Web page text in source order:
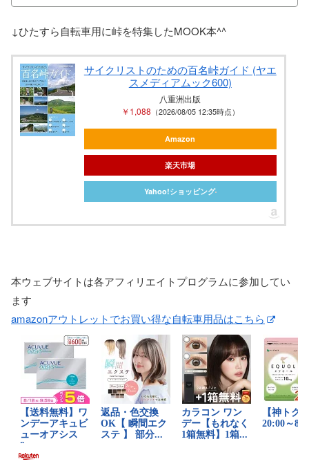
↓ひたすら自転車用に峠を特集したMOOK本^^
サイクリストのための百名峠ガイド (ヤエ
スメディアムック600)
八重洲出版
￥1,088 （2026/08/05 12:35時点）
Amazon
楽天市場
Yahoo!ショッピング
本ウェブサイトは各アフィリエイトプログラムに参加してい
ます
amazonアウトレットでお買い得な自転車用品はこちら